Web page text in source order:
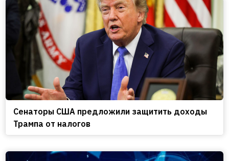
Сенаторы США предложили защитить доходы
Трампа от налогов